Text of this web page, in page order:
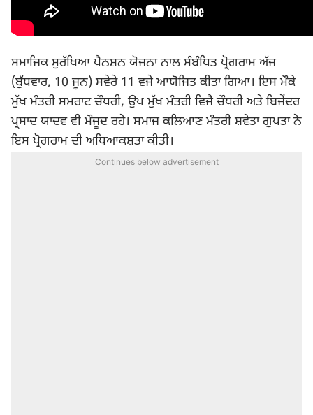
ਸਮਾਜਿਕ ਸੁਰੱਖਿਆ ਪੈਨਸ਼ਨ ਯੋਜਨਾ ਨਾਲ ਸੰਬੰਧਿਤ ਪ੍ਰੋਗਰਾਮ ਅੱਜ
(ਬੁੱਧਵਾਰ, 10 ਜੂਨ) ਸਵੇਰੇ 11 ਵਜੇ ਆਯੋਜਿਤ ਕੀਤਾ ਗਿਆ। ਇਸ ਮੌਕੇ
ਮੁੱਖ ਮੰਤਰੀ ਸਮਰਾਟ ਚੌਧਰੀ, ਉਪ ਮੁੱਖ ਮੰਤਰੀ ਵਿਜੈ ਚੌਧਰੀ ਅਤੇ ਬਿਜੇਂਦਰ
ਪ੍ਰਸਾਦ ਯਾਦਵ ਵੀ ਮੌਜੂਦ ਰਹੇ। ਸਮਾਜ ਕਲਿਆਣ ਮੰਤਰੀ ਸ਼ਵੇਤਾ ਗੁਪਤਾ ਨੇ
ਇਸ ਪ੍ਰੋਗਰਾਮ ਦੀ ਅਧਿਆਕਸ਼ਤਾ ਕੀਤੀ।
Continues below advertisement